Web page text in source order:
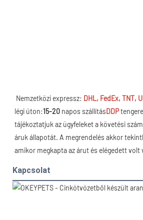
Nemzetközi expressz: DHL, FedEx, TNT,
légi úton:15-20 napos szállításDDP
tájékoztatjuk az ügyfeleket a követési
áruk állapotát. A megrendelés akkor
amikor megkapta az árut és elégedett volt
Kapcsolat